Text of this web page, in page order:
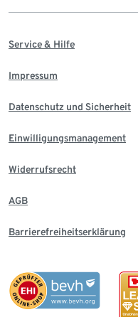
Service & Hilfe
Impressum
Datenschutz und Sicherheit
Einwilligungsmanagement
Widerrufsrecht
AGB
Barrierefreiheitserklärung